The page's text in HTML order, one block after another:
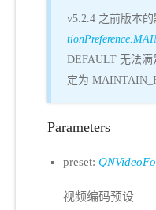
v5.2.4 之前版本
DEFAULT 无法
定为
Parameters
preset:
视频编码预设